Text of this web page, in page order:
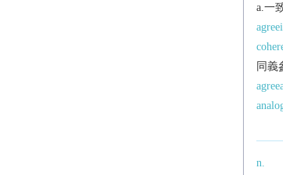
a.一
同義
n.